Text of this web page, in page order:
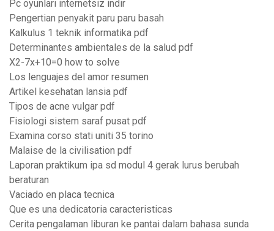
Pc oyunları internetsiz indir
Pengertian penyakit paru paru basah
Kalkulus 1 teknik informatika pdf
Determinantes ambientales de la salud pdf
X2-7x+10=0 how to solve
Los lenguajes del amor resumen
Artikel kesehatan lansia pdf
Tipos de acne vulgar pdf
Fisiologi sistem saraf pusat pdf
Examina corso stati uniti 35 torino
Malaise de la civilisation pdf
Laporan praktikum ipa sd modul 4 gerak lurus berubah
beraturan
Vaciado en placa tecnica
Que es una dedicatoria caracteristicas
Cerita pengalaman liburan ke pantai dalam bahasa sunda